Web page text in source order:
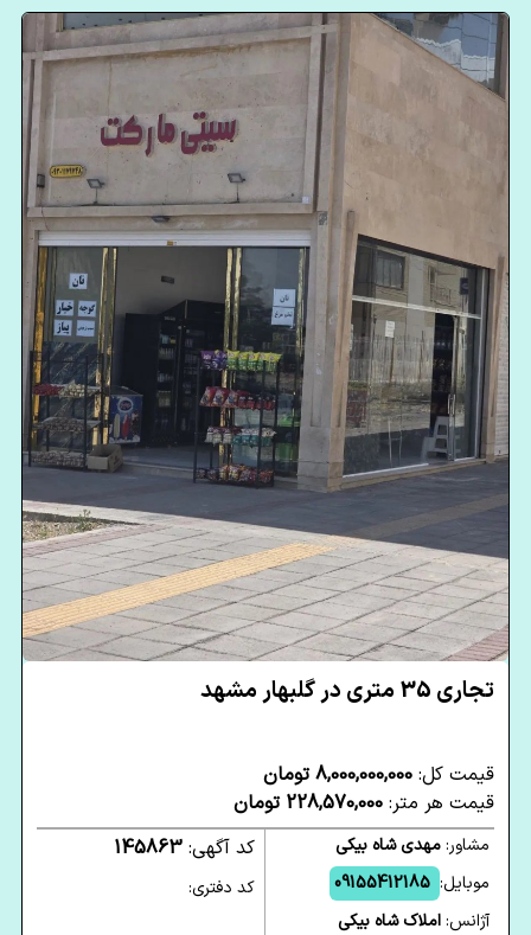
تجاری 35 متری در گلبهار مشهد
قیمت کل: 8,000,000,000 تومان
قیمت هر متر: 228,570,000 تومان
مشاور:مهدی شاه بیکی
موبایل: 09155412185
آژانس:املاک شاه بیکی
کد آگهی: 145863
کد دفتری: